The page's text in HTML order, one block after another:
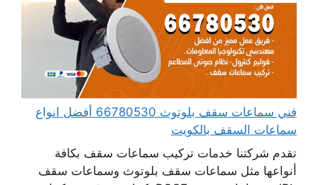
فني سماعات سقف بلوتوث 66780530 أفضل انواع
سماعات السقف بالكويت
تقدم شركتنا خدمات تركيب سماعات سقف بكافة
أنواعها مثل سماعات سقف بلوتوث وسماعات سقف